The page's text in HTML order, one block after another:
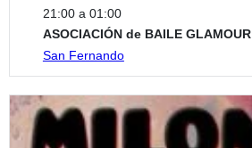
21:00 a 01:00
ASOCIACIÓN de BAILE GLAMOUR
San Fernando